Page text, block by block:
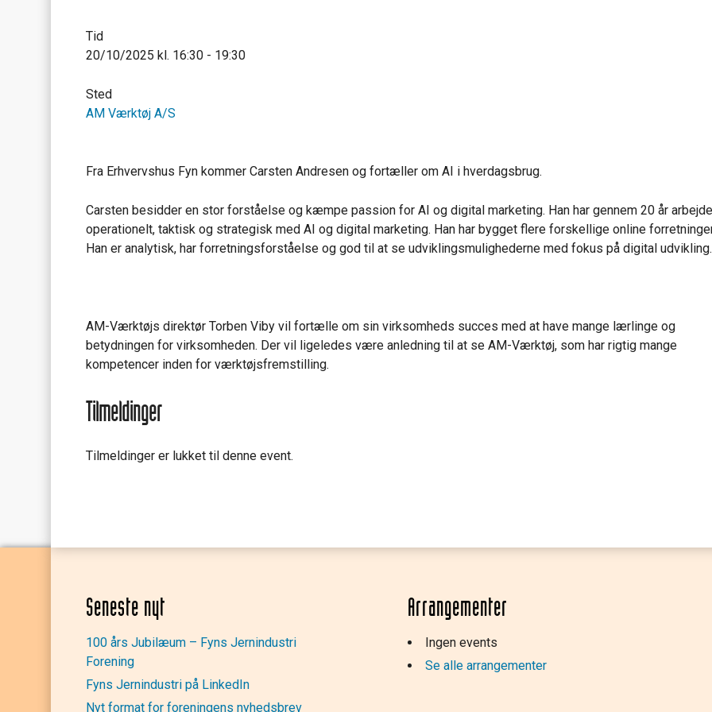
Tid
20/10/2025 kl. 16:30 - 19:30
Sted
AM Værktøj A/S
Fra Erhvervshus Fyn kommer Carsten Andresen og fortæller om AI i hverdagsbrug.
Carsten besidder en stor forståelse og kæmpe passion for AI og digital marketing. Han har gennem 20 år
operationelt, taktisk og strategisk med AI og digital marketing. Han har bygget flere forskellige online
Han er analytisk, har forretningsforståelse og god til at se udviklingsmulighederne med fokus på digital udvikling.
AM-Værktøjs direktør Torben Viby vil fortælle om sin virksomheds succes med at have mange lærlinge og
betydningen for virksomheden. Der vil ligeledes være anledning til at se AM-Værktøj, som har rigtig mange
kompetencer inden for værktøjsfremstilling.
Tilmeldinger
Tilmeldinger er lukket til denne event.
Seneste nyt
100 års Jubilæum – Fyns Jernindustri
Forening
Fyns Jernindustri på LinkedIn
Nyt format for foreningens nyhedsbrev
Arrangementer
Ingen events
Se alle arrangementer